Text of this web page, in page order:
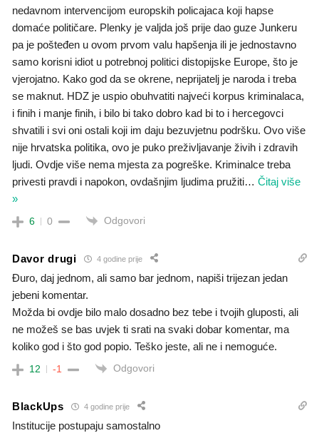
nedavnom intervencijom europskih policajaca koji hapse
domaće političare. Plenky je valjda još prije dao guze Junkeru
pa je pošteđen u ovom prvom valu hapšenja ili je jednostavno
samo korisni idiot u potrebnoj politici distopijske Europe, što je
vjerojatno. Kako god da se okrene, neprijatelj je naroda i treba
se maknut. HDZ je uspio obuhvatiti najveći korpus kriminalaca,
i finih i manje finih, i bilo bi tako dobro kad bi to i hercegovci
shvatili i svi oni ostali koji im daju bezuvjetnu podršku. Ovo više
nije hrvatska politika, ovo je puko preživljavanje živih i zdravih
ljudi. Ovdje više nema mjesta za pogreške. Kriminalce treba
privesti pravdi i napokon, ovdašnjim ljudima pružiti… Čitaj više
»
6 0 Odgovori
Davor drugi 4 godine prije
Đuro, daj jednom, ali samo bar jednom, napiši trijezan jedan
jebeni komentar.
Možda bi ovdje bilo malo dosadno bez tebe i tvojih gluposti, ali
ne možeš se bas uvjek ti srati na svaki dobar komentar, ma
koliko god i što god popio. Teško jeste, ali ne i nemoguće.
12 -1 Odgovori
BlackUps 4 godine prije
Institucije postupaju samostalno